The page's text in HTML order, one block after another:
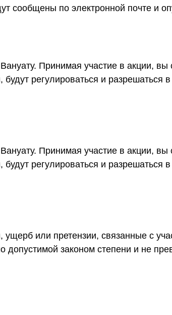
сообщены по электронной почте и
Принимая участие в акции, вы
регулироваться и разрешаться в
Принимая участие в акции, вы
регулироваться и разрешаться в
ущерб или претензии, связанные с
допустимой законом степени и не